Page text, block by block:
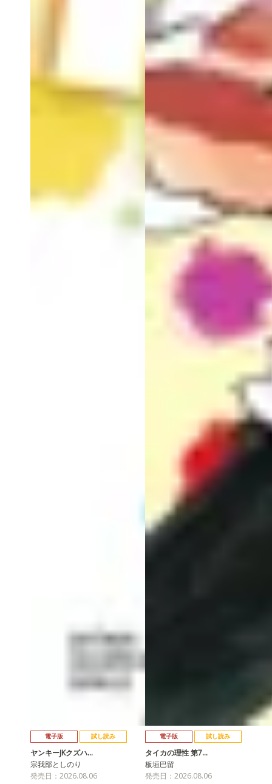
電子版 試し読み
ヤンキーJKクズハ…
宗我部としのり
発売日：2026.08.06
電子版 試し読み
タイカの理性 第7…
板垣巴留
発売日：2026.08.06